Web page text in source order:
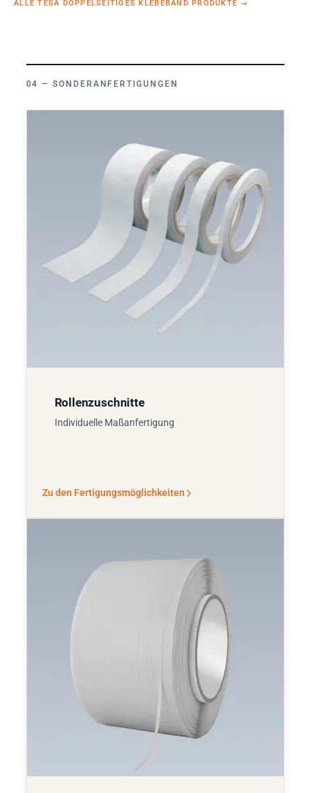
ALLE TESA DOPPELSEITIGES KLEBEBAND PRODUKTE →
SONDERANFERTIGUNGEN
Rollenzuschnitte
Individuelle Maßanfertigung
Zu den Fertigungsmöglichkeiten